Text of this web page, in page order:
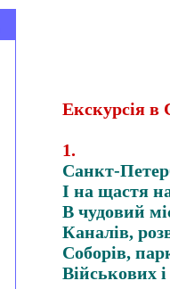
Екскурсія в
1.
Санкт-
І на щастя
В чудовий
Каналів,
Соборів,
Військових